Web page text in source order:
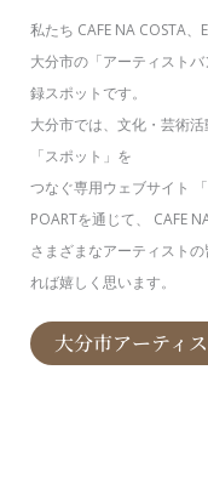
私たち CAFE NA COSTA、
大分市の「アーティスト
録スポットです。
大分市では、文化・芸術
「スポット」を
つなぐ専用ウェブサイト
POARTを通じて、 CAFE
さまざまなアーティスト
れば嬉しく思います。
大分市アーティ